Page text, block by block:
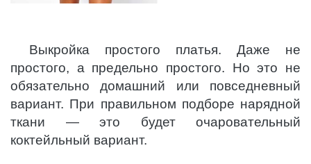
Выкройка простого платья. Даже не
простого, а предельно простого. Но это не
обязательно домашний или повседневный
вариант. При правильном подборе нарядной
ткани — это будет очаровательный
коктейльный вариант.